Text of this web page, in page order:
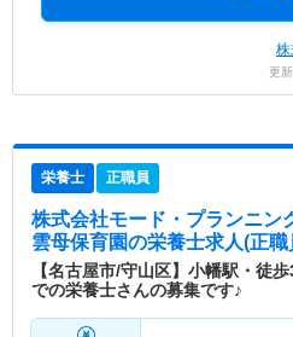
更
栄養士 正職員
株式会社モード・プランニン
雲母保育園の栄養士求人(正職
【名古屋市/守山区】小幡駅・徒
での栄養士さんの募集です♪